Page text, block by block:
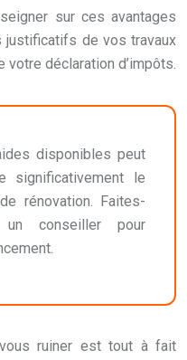
sur ces avantages
de vos travaux
déclaration d’impôts.
disponibles peut
significativement le
rénovation. Faites-
un conseiller pour
ruiner est tout à fait